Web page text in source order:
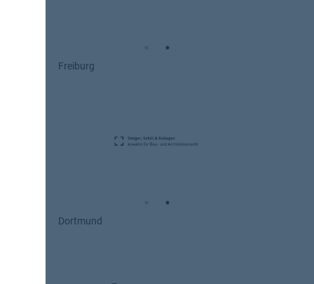
Freiburg
Dortmund